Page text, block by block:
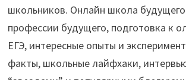
школьников. Онлайн школа
профессии будущего, подготовка к
ЕГЭ, интересные опыты и
факты, школьные лайфхаки,